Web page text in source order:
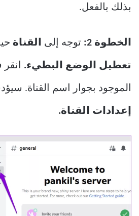
بذلك بالفعل.
الخطوة 2: توجه إلى القناة
تعطيل الوضع البطيء.
الموجود بجوار اسم القناة.
إعدادات القناة.